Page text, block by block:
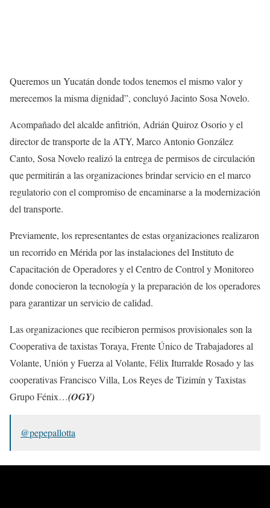
Queremos un Yucatán donde todos tenemos el mismo valor y
merecemos la misma dignidad”, concluyó Jacinto Sosa Novelo.
Acompañado del alcalde anfitrión, Adrián Quiroz Osorio y el
director de transporte de la ATY, Marco Antonio González
Canto, Sosa Novelo realizó la entrega de permisos de circulación
que permitirán a las organizaciones brindar servicio en el marco
regulatorio con el compromiso de encaminarse a la modernización
del transporte.
Previamente, los representantes de estas organizaciones realizaron
un recorrido en Mérida por las instalaciones del Instituto de
Capacitación de Operadores y el Centro de Control y Monitoreo
donde conocieron la tecnología y la preparación de los operadores
para garantizar un servicio de calidad.
Las organizaciones que recibieron permisos provisionales son la
Cooperativa de taxistas Toraya, Frente Único de Trabajadores al
Volante, Unión y Fuerza al Volante, Félix Iturralde Rosado y las
cooperativas Francisco Villa, Los Reyes de Tizimín y Taxistas
Grupo Fénix…(OGY)
@pepepallotta